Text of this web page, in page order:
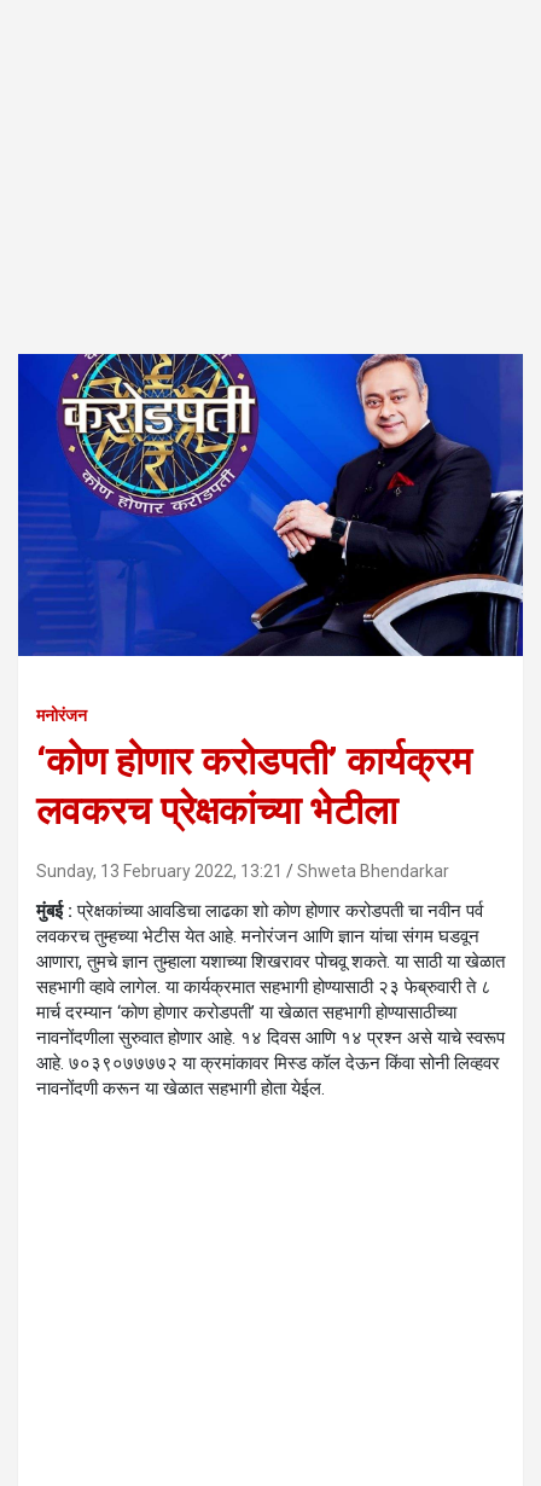
मनोरंजन
‘कोण होणार करोडपती’ कार्यक्रम
लवकरच प्रेक्षकांच्या भेटीला
Sunday, 13 February 2022, 13:21 Shweta Bhendarkar
मुंबई : प्रेक्षकांच्या आवडिचा लाढका शो कोण होणार करोडपती चा नवीन पर्व
लवकरच तुम्हच्या भेटीस येत आहे. मनोरंजन आणि ज्ञान यांचा संगम घडवून
आणारा, तुमचे ज्ञान तुम्हाला यशाच्या शिखरावर पोचवू शकते. या साठी या खेळात
सहभागी व्हावे लागेल. या कार्यक्रमात सहभागी होण्यासाठी २३ फेब्रुवारी ते ८
मार्च दरम्यान ‘कोण होणार करोडपती’ या खेळात सहभागी होण्यासाठीच्या
नावनोंदणीला सुरुवात होणार आहे. १४ दिवस आणि १४ प्रश्न असे याचे स्वरूप
आहे. ७०३९०७७७७२ या क्रमांकावर मिस्ड कॉल देऊन किंवा सोनी लिव्हवर
नावनोंदणी करून या खेळात सहभागी होता येईल.